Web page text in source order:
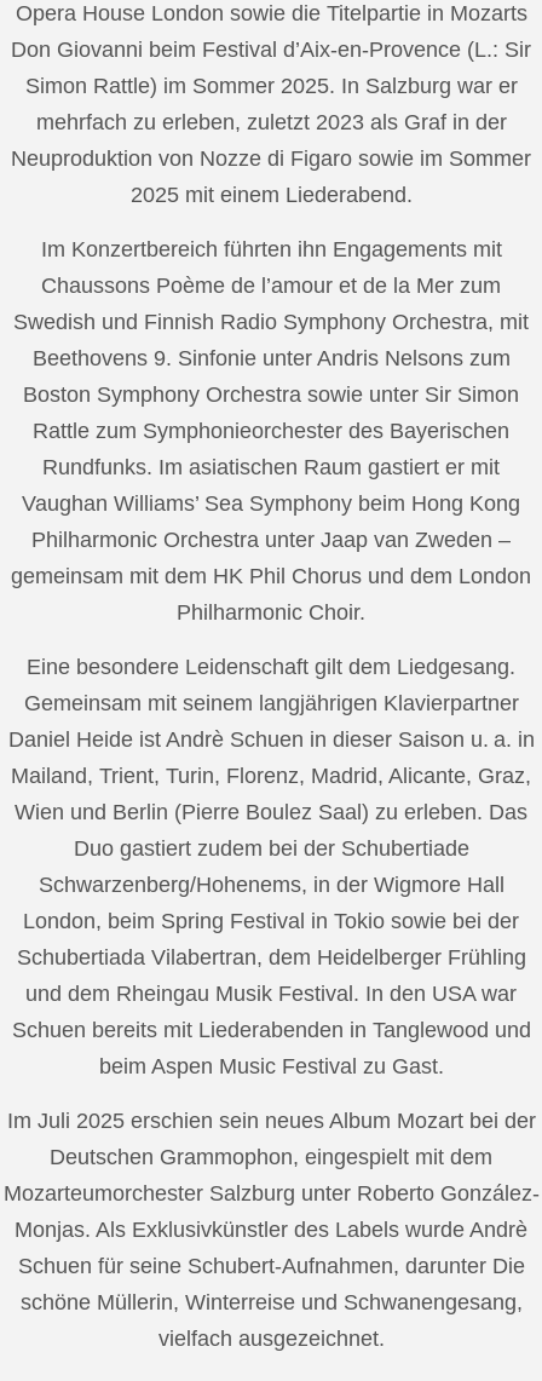
Opera House London sowie die Titelpartie in Mozarts
Don Giovanni beim Festival d’Aix-en-Provence (L.: Sir
Simon Rattle) im Sommer 2025. In Salzburg war er
mehrfach zu erleben, zuletzt 2023 als Graf in der
Neuproduktion von Nozze di Figaro sowie im Sommer
2025 mit einem Liederabend.
Im Konzertbereich führten ihn Engagements mit
Chaussons Poème de l’amour et de la Mer zum
Swedish und Finnish Radio Symphony Orchestra, mit
Beethovens 9. Sinfonie unter Andris Nelsons zum
Boston Symphony Orchestra sowie unter Sir Simon
Rattle zum Symphonieorchester des Bayerischen
Rundfunks. Im asiatischen Raum gastiert er mit
Vaughan Williams’ Sea Symphony beim Hong Kong
Philharmonic Orchestra unter Jaap van Zweden –
gemeinsam mit dem HK Phil Chorus und dem London
Philharmonic Choir.
Eine besondere Leidenschaft gilt dem Liedgesang.
Gemeinsam mit seinem langjährigen Klavierpartner
Daniel Heide ist Andrè Schuen in dieser Saison u. a. in
Mailand, Trient, Turin, Florenz, Madrid, Alicante, Graz,
Wien und Berlin (Pierre Boulez Saal) zu erleben. Das
Duo gastiert zudem bei der Schubertiade
Schwarzenberg/Hohenems, in der Wigmore Hall
London, beim Spring Festival in Tokio sowie bei der
Schubertiada Vilabertran, dem Heidelberger Frühling
und dem Rheingau Musik Festival. In den USA war
Schuen bereits mit Liederabenden in Tanglewood und
beim Aspen Music Festival zu Gast.
Im Juli 2025 erschien sein neues Album Mozart bei der
Deutschen Grammophon, eingespielt mit dem
Mozarteumorchester Salzburg unter Roberto González-
Monjas. Als Exklusivkünstler des Labels wurde Andrè
Schuen für seine Schubert-Aufnahmen, darunter Die
schöne Müllerin, Winterreise und Schwanengesang,
vielfach ausgezeichnet.